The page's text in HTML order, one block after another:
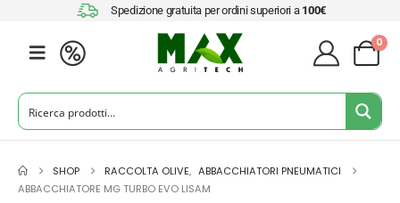
Spedizione gratuita per ordini superiori a 100€
0
SHOP RACCOLTA OLIVE, ABBACCHIATORI PNEUMATICI
ABBACCHIATORE MG TURBO EVO LISAM